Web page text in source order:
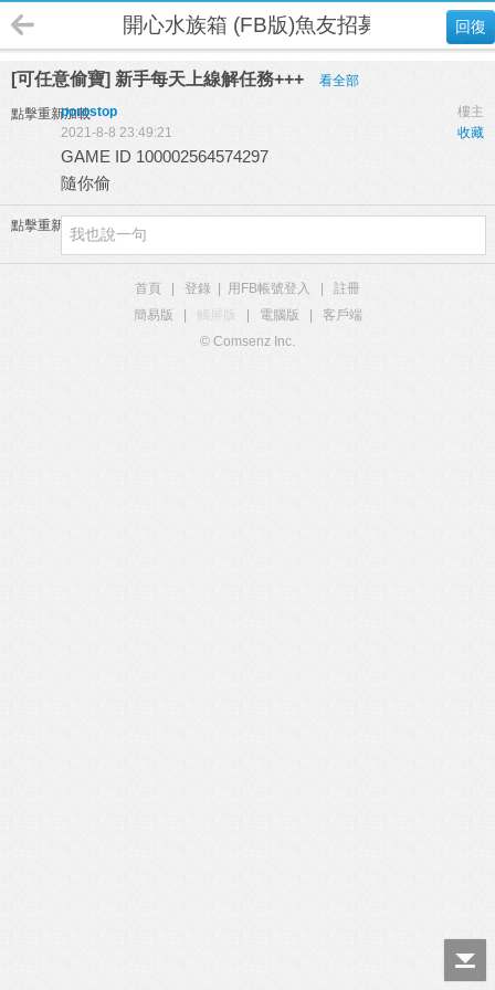
回復
開心水族箱 (FB版)魚友招募
[可任意偷寶] 新手每天上線解任務+++ 看全部
點擊重新加載 樓主
porostop
收藏
2021-8-8 23:49:21
GAME ID 100002564574297
隨你偷
點擊重新加載
首頁 登錄 用FB帳號登入
註冊
簡易版
觸屏版 電腦版
客戶端
© Comsenz Inc.